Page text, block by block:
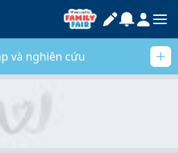
và nghiên cứu